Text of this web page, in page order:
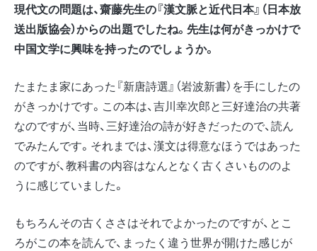
現代文の問題は、齋藤先生の『漢文脈と近代日本』（日本放
送出版協会）からの出題でしたね。先生は何がきっかけで
中国文学に興味を持ったのでしょうか。
たまたま家にあった『新唐詩選』（岩波新書）を手にしたの
がきっかけです。この本は、吉川幸次郎と三好達治の共著
なのですが、当時、三好達治の詩が好きだったので、読ん
でみたんです。それまでは、漢文は得意なほうではあった
のですが、教科書の内容はなんとなく古くさいもののよ
うに感じていました。
もちろんその古くささはそれでよかったのですが、とこ
ろがこの本を読んで、まったく違う世界が開けた感じが